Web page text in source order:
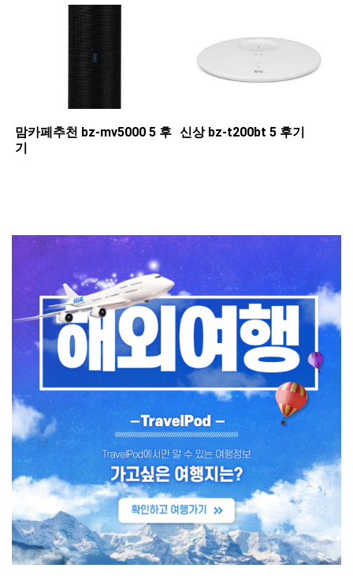
맘카페추천 ​bz-mv5000 5 후
기
신상 ​bz-t200bt 5 후기